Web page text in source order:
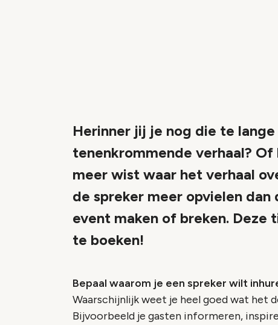
Herinner jij je nog die te
tenenkrommende verhaal?
meer wist waar het verhaal
de spreker meer opvielen dan
event maken of breken. Deze
te boeken!
Bepaal waarom je een spreker wilt
Waarschijnlijk weet je heel goed wat het
Bijvoorbeeld je gasten informeren,